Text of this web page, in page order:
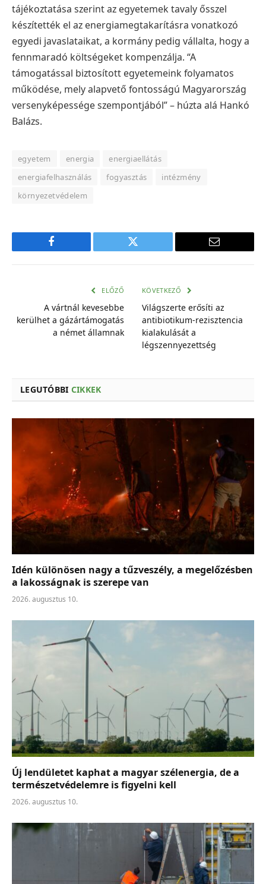
tájékoztatása szerint az egyetemek tavaly ősszel
készítették el az energiamegtakarításra vonatkozó
egyedi javaslataikat, a kormány pedig vállalta, hogy a
fennmaradó költségeket kompenzálja. “A
támogatással biztosított egyetemeink folyamatos
működése, mely alapvető fontosságú Magyarország
versenyképessége szempontjából” – húzta alá Hankó
Balázs.
egyetem energia
energiaellátás
energiafelhasználás
fogyasztás
intézmény
környezetvédelem
Facebook Twitter
E-
ELŐZŐ
A vártnál kevesebbe
kerülhet a gázártámogatás
a német államnak
KÖVETKEZŐ
Világszerte erősíti az
antibiotikum-rezisztencia
kialakulását a
légszennyezettség
LEGUTÓBBI CIKKEK
Idén különösen nagy a tűzveszély, a megelőzésben
a lakosságnak is szerepe van
2026. augusztus 10.
Új lendületet kaphat a magyar szélenergia, de a
természetvédelemre is figyelni kell
2026. augusztus 10.